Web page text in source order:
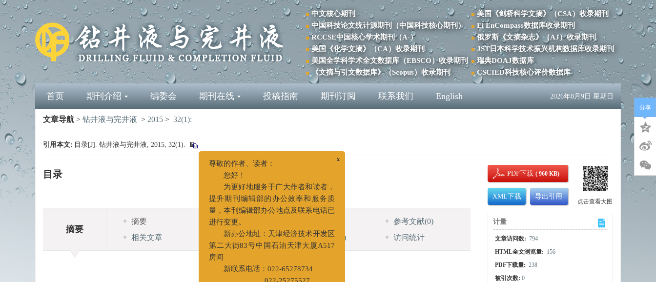
中文核心期刊
中国科技论文统计源期刊（中国科技核心期刊）
RCCSE中国核心学术期刊（A-）
美国《化学文摘》（CA）收录期刊
美国全学科学术全文数据库（EBSCO）收录期刊
《文摘与引文数据库》（Scopus）收录期刊
美国《剑桥科学文摘》（CSA）收录期刊
Ei EnCompass数据库收录期刊
俄罗斯《文摘杂志》（AJ）收录期刊
JST日本科学技术振兴机构数据库收录期刊
瑞典DOAJ数据库
CSCIED科技核心评价数据库
首页 期刊介绍 编委会 期刊在线 投稿指南 期刊订阅 联系我们 English 2026年8月9日 星期日
文章导航 > 钻井液与完井液 > 2015 > 32(1):
引用本文: 目录[J]. 钻井液与完井液, 2015, 32(1).
目录
摘要
摘要 HTML全文 参考文献(0)
相关文章
施引文献 资源附件 (0) 访问统计
PDF下载( 960 KB)
XML下载 导出引用
点击查看大图
计量
文章访问数: 794
HTML全文浏览量: 156
PDF下载量: 238
被引次数:0
分享
尊敬的作者、读者：
您好！
为更好地服务于广大作者和读者，
提升期刊编辑部的办公效率和服务质
量，本刊编辑部办公地点及联系电话已
进行变更。
新办公地址：天津经济技术开发区
第二大街83号中国石油天津大厦A517